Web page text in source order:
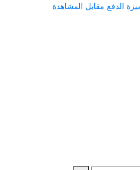
الدفع مقابل المشاهدة